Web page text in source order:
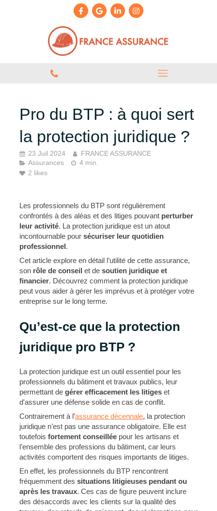
Pro du BTP : à quoi sert
la protection juridique ?
23 Juil 2024
FRANCE ASSURANCE
Assurances
4 min.
2 likes
Les professionnels du BTP sont régulièrement
confrontés à des aléas et des litiges pouvant perturber
leur activité. La protection juridique est un atout
incontournable pour sécuriser leur quotidien
professionnel.
Cet article explore en détail l’utilité de cette assurance,
son rôle de conseil et de soutien juridique et
financier. Découvrez comment la protection juridique
peut vous aider à gérer les imprévus et à protéger votre
entreprise sur le long terme.
Qu’est-ce que la protection
juridique pro BTP ?
La protection juridique est un outil essentiel pour les
professionnels du bâtiment et travaux publics, leur
permettant de gérer efficacement les litiges et
d'assurer une défense solide en cas de conflit.
Contrairement à l’assurance décennale, la protection
juridique n’est pas une assurance obligatoire. Elle est
toutefois fortement conseillée pour les artisans et
l’ensemble des professions du bâtiment, car leurs
activités comportent des risques importants de litiges.
En effet, les professionnels du BTP rencontrent
fréquemment des situations litigieuses pendant ou
après les travaux. Ces cas de figure peuvent inclure
des désaccords avec les clients sur la qualité des